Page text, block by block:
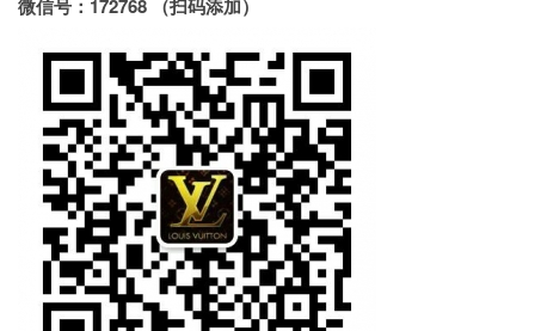
微信号：172768 （扫码添加）